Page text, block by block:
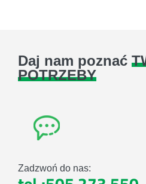
Daj nam poznać
POTRZEBY
Zadzwoń do nas: